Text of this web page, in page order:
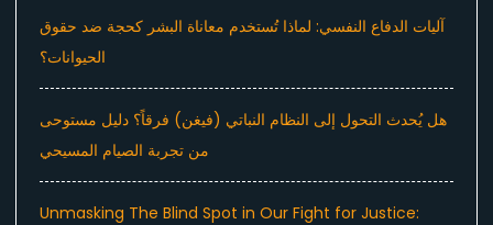
آليات الدفاع النفسي: لماذا تُستخدم معاناة البشر كحجة ضد حقوق
الحيوانات؟
هل يُحدث التحول إلى النظام النباتي (فيغن) فرقاً؟ دليل مستوحى
من تجربة الصيام المسيحي
Unmasking The Blind Spot in Our Fight for Justice: